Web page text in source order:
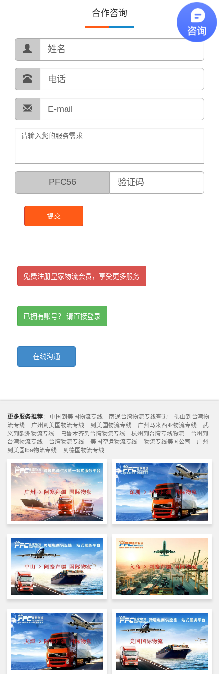
合作咨询
PFC56
提交
免费注册皇家物流会员，享受更多服务
已拥有账号？ 请直接登录
在线沟通
更多服务推荐： 中国到美国物流专线 南通台湾物流专线查询
佛山到台湾物
流专线
广州到美国物流专线 到美国物流专线 广州马来西亚物流专线
武
义到欧洲物流专线
乌鲁木齐到台湾物流专线 杭州到台湾专线物流
台州到
台湾物流专线
台湾物流专线 美国空运物流专线 物流专线美国公司
广州
到美国fba物流专线
到德国物流专线